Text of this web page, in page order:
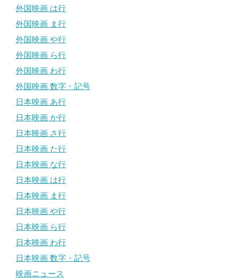
外国映画 は行
外国映画 ま行
外国映画 や行
外国映画 ら行
外国映画 わ行
外国映画 数字・記号
日本映画 あ行
日本映画 か行
日本映画 さ行
日本映画 た行
日本映画 な行
日本映画 は行
日本映画 ま行
日本映画 や行
日本映画 ら行
日本映画 わ行
日本映画 数字・記号
映画ニュース